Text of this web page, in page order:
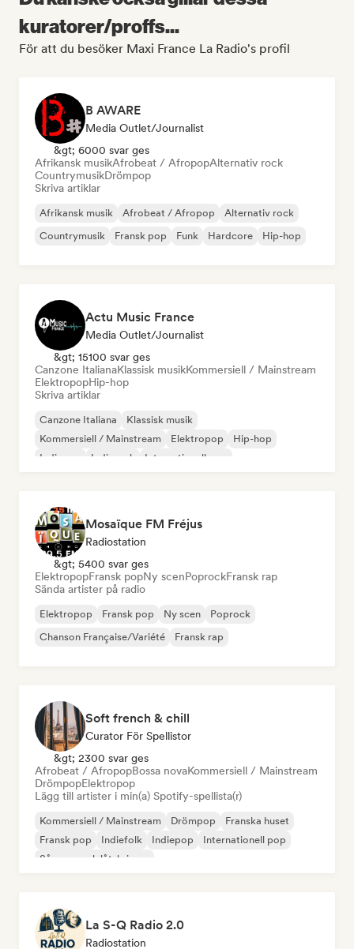
kuratorer/proffs...
För att du besöker Maxi France La Radio's profil
B AWARE
Media Outlet/Journalist
&gt; 6000 svar ges
Afrikansk musikAfrobeat / AfropopAlternativ rock
CountrymusikDrömpop
Skriva artiklar
Afrikansk musik Afrobeat / Afropop
Alternativ rock
Countrymusik
Fransk pop Funk Hardcore Hip-hop
Actu Music France
Media Outlet/Journalist
&gt; 15100 svar ges
Canzone ItalianaKlassisk musikKommersiell / Mainstream
ElektropopHip-hop
Skriva artiklar
Canzone Italiana
Klassisk musik
Kommersiell / Mainstream
Elektropop
Hip-hop
Indiepop
Indierock Internationell pop
Mosaïque FM Fréjus
Radiostation
&gt; 5400 svar ges
ElektropopFransk popNy scenPoprockFransk rap
Sända artister på radio
Elektropop Fransk pop Ny scen
Poprock
Chanson Française/Variété
Fransk rap
Soft french & chill
Curator För Spellistor
&gt; 2300 svar ges
Afrobeat / AfropopBossa novaKommersiell / Mainstream
DrömpopElektropop
Lägg till artister i min(a) Spotify-spellista(r)
Kommersiell / Mainstream Drömpop
Franska huset
Fransk pop
Indiefolk Indiepop
Internationell pop
Sångare och låtskrivare
La S-Q Radio 2.0
Radiostation